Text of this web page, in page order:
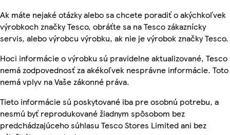
Ak máte nejaké otázky alebo sa chcete poradiť o akýchkoľvek
výrobkoch značky Tesco, obráťte sa na Tesco zákaznícky
servis, alebo výrobcu výrobku, ak nie je výrobok značky Tesco.
Hoci informácie o výrobku sú pravidelne aktualizované, Tesco
nemá zodpovednosť za akékoľvek nesprávne informácie. Toto
nemá vplyv na Vaše zákonné práva.
Tieto informácie sú poskytované iba pre osobnú potrebu, a
nesmú byť reprodukované žiadnym spôsobom bez
predchádzajúceho súhlasu Tesco Stores Limited ani bez